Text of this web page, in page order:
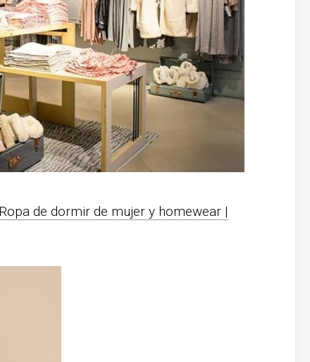
de dormir de mujer y homewear |